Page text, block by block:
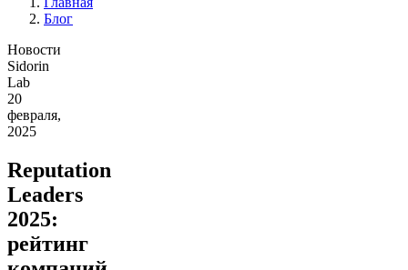
Блог
Новости
Sidorin
Lab
20
февраля,
2025
Reputation
Leaders
2025:
рейтинг